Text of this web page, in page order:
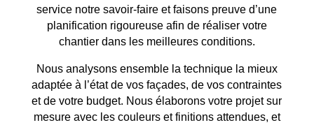
service notre savoir-faire et faisons preuve d’une
planification rigoureuse afin de réaliser votre
chantier dans les meilleures conditions.
Nous analysons ensemble la technique la mieux
adaptée à l’état de vos façades, de vos contraintes
et de votre budget. Nous élaborons votre projet sur
mesure avec les couleurs et finitions attendues, et